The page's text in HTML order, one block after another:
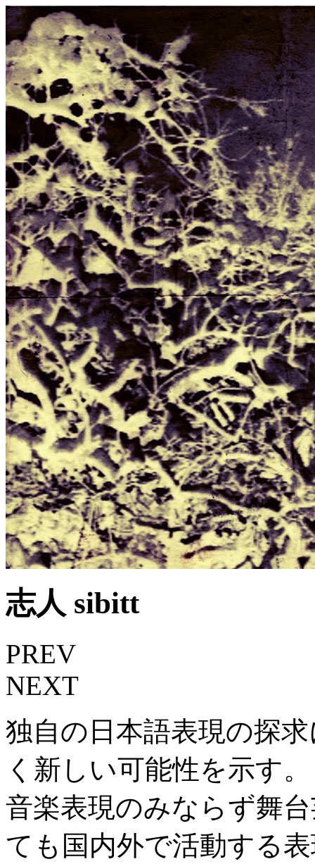
志人 sibitt
PREV
NEXT
独自の日本語表現の探
く新しい可能性を示す。
音楽表現のみならず舞
ても国内外で活動する